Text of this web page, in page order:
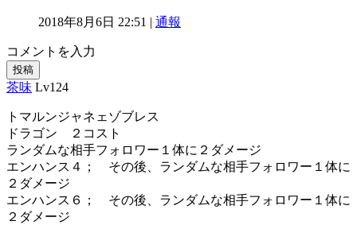
2018年8月6日 22:51 | 通報
コメントを入力
投稿
茶味 Lv124
トマルンジャネェゾブレス
ドラゴン ２コスト
ランダムな相手フォロワー１体に２ダメージ
エンハンス４； その後、ランダムな相手フォロワー１体に
２ダメージ
エンハンス６； その後、ランダムな相手フォロワー１体に
２ダメージ